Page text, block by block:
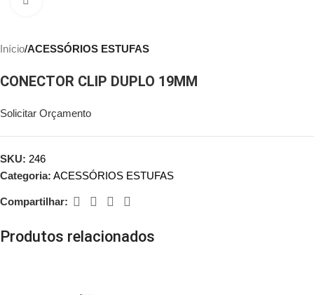
Início ACESSÓRIOS ESTUFAS
CONECTOR CLIP DUPLO 19MM
Solicitar Orçamento
SKU: 246
Categoria: ACESSÓRIOS ESTUFAS
Compartilhar:
Produtos relacionados